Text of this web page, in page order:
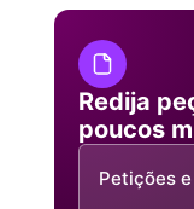
Redija
poucos
Petições